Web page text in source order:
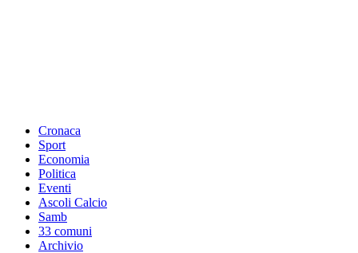
Cronaca
Sport
Economia
Politica
Eventi
Ascoli Calcio
Samb
33 comuni
Archivio